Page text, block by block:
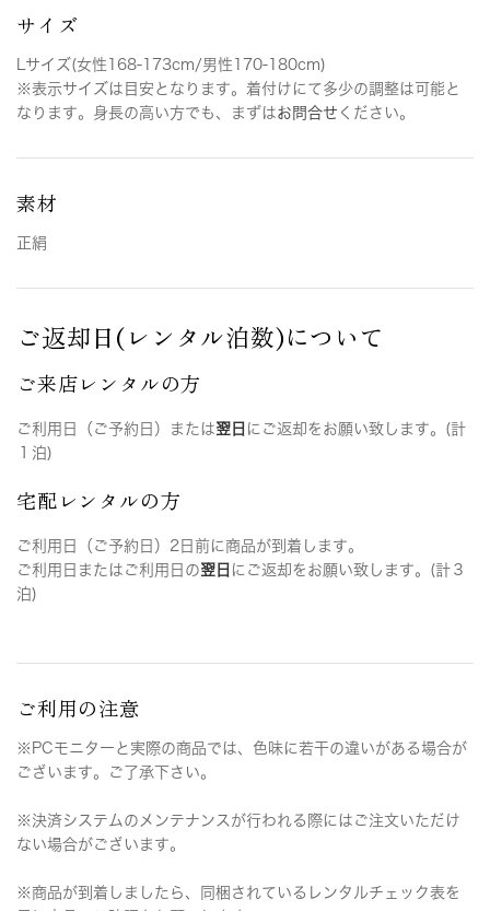
サイズ
Lサイズ(女性168-173cm/男性170-180cm)
※表示サイズは目安となります。着付けにて多少の調整は可能と
なります。身長の高い方でも、まずはお問合せ ください。
素材
正絹
ご返却日(レンタル泊数)について
ご来店レンタルの方
ご利用日（ご予約日）または翌日 にご返却をお願い致します。(計
１泊)
宅配レンタルの方
ご利用日（ご予約日）2日前に商品が到着します。
ご利用日またはご利用日の翌日 にご返却をお願い致します。(計３
泊)
ご利用の注意
※PCモニターと実際の商品では、色味に若干の違いがある場合が
ございます。ご了承下さい。
※決済システムのメンテナンスが行われる際にはご注文いただけ
ない場合がございます。
※商品が到着しましたら、同梱されているレンタルチェック表を